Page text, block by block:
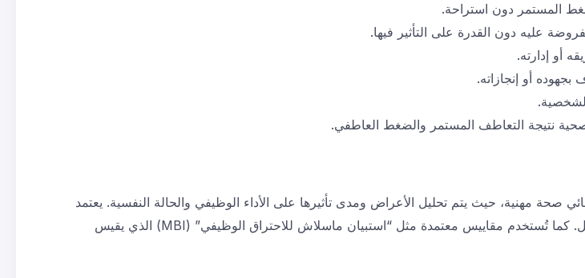
المستمر دون استراحة.
عليه دون القدرة على التأثير فيها.
أو إدارته.
أو إنجازاته.
نتيجة التعاطف المستمر والضغط العاطفي.
مهنية، حيث يتم تحليل الأعراض ومدى تأثيرها على الأداء الوظيفي والحالة النفسية. يعتمد
التشخيص على التاريخ المهني، ونمط الضغوط التي يواجهها الفرد، وطبيعة بيئة العمل. كما تُستخدم مقاييس معتمدة مثل “استبيان ماسلاش للاحتراق الوظيفي” (MBI) الذي يقيس